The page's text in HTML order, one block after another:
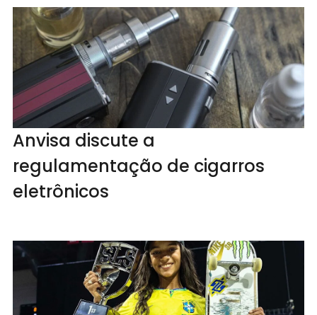
Anvisa discute a
regulamentação de cigarros
eletrônicos